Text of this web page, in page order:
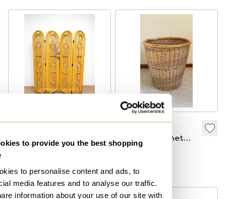
to provide you the best shopping
to personalise content and ads, to
media features and to analyse our traffic.
information about your use of our site with
spiegel
Vintage rotan
bamboe
kamerscherm
Grote vintage
rieten mand met
houten rand